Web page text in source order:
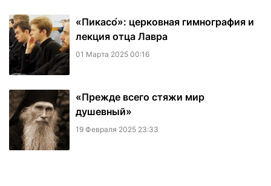
«Пикасо́»: церковная гимнография и
лекция отца Лавра
01 Марта 2025 00:16
«Прежде всего стяжи мир
душевный»
19 Февраля 2025 23:33